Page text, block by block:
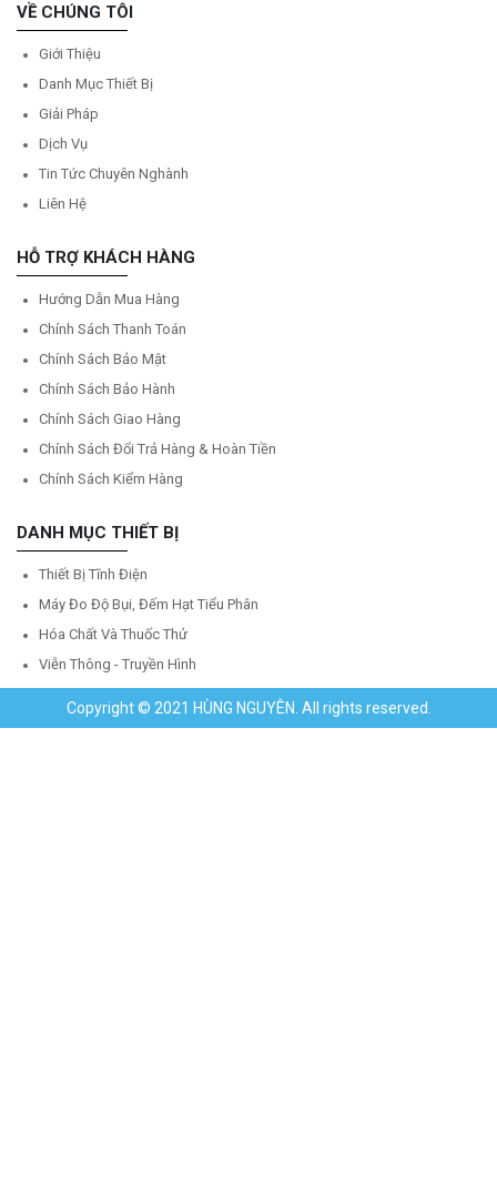
VỀ CHÚNG TÔI
Giới Thiệu
Danh Mục Thiết Bị
Giải Pháp
Dịch Vụ
Tin Tức Chuyên Nghành
Liên Hệ
HỖ TRỢ KHÁCH HÀNG
Hướng Dẫn Mua Hàng
Chính Sách Thanh Toán
Chính Sách Bảo Mật
Chính Sách Bảo Hành
Chính Sách Giao Hàng
Chính Sách Đổi Trả Hàng & Hoàn Tiền
Chính Sách Kiểm Hàng
DANH MỤC THIẾT BỊ
Thiết Bị Tĩnh Điện
Máy Đo Độ Bụi, Đếm Hạt Tiểu Phân
Hóa Chất Và Thuốc Thử
Viễn Thông - Truyền Hình
Copyright © 2021 HÙNG NGUYÊN. All rights reserved.